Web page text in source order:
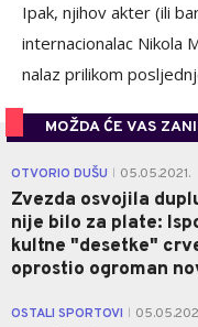
Ipak, njihov akter (ili
internacionalac Nikola
nalaz prilikom
MOŽDA ĆE VAS
OTVORIO DUŠU 05.05.2021.
Zvezda osvojila
nije bilo za plate:
kultne "desetke"
oprostio ogroman
OSTALI SPORTOVI